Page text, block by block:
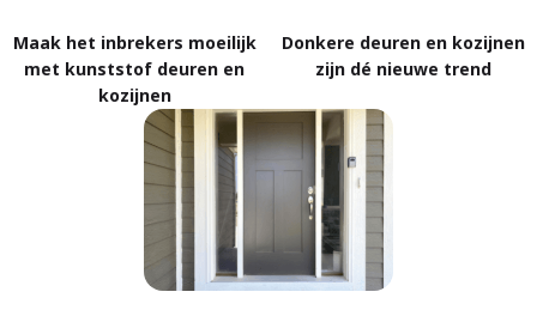
Maak het inbrekers moeilijk
met kunststof deuren en
kozijnen
Donkere deuren en kozijnen
zijn dé nieuwe trend